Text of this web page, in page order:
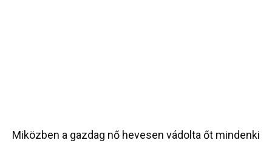
Miközben a gazdag nő hevesen vádolta őt mindenki